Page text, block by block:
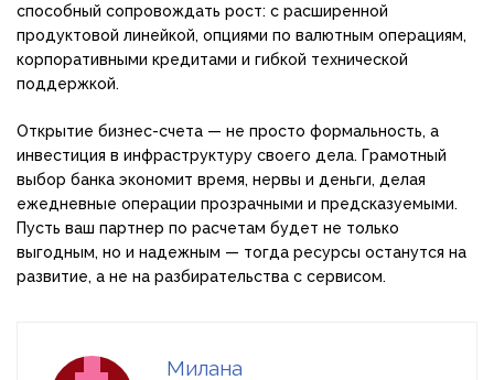
способный сопровождать рост: с расширенной
продуктовой линейкой, опциями по валютным операциям,
корпоративными кредитами и гибкой технической
поддержкой.
Открытие бизнес-счета — не просто формальность, а
инвестиция в инфраструктуру своего дела. Грамотный
выбор банка экономит время, нервы и деньги, делая
ежедневные операции прозрачными и предсказуемыми.
Пусть ваш партнер по расчетам будет не только
выгодным, но и надежным — тогда ресурсы останутся на
развитие, а не на разбирательства с сервисом.
Милана